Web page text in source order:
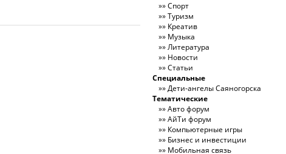
Спорт
Туризм
Креатив
Музыка
Литература
Новости
Статьи
Специальные
Дети-ангелы Саяногорска
Тематические
Авто форум
АйТи форум
Компьютерные игры
Бизнес и инвестиции
Мобильная связь